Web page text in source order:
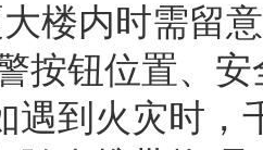
楼内时需留
按钮位置、
遇到火灾时，